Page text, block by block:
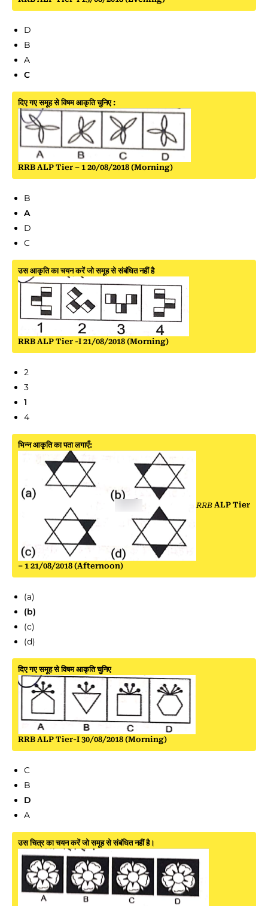
D
B
A
C
दिए गए समूह से विषम आकृति चुनिए :
RRB ALP Tier – 1 20/08/2018 (Morning)
B
A
D
C
उस आकृति का चयन करें जो समूह से संबंधित नहीं है
RRB ALP Tier -I 21/08/2018 (Morning)
2
3
1
4
भिन्न आकृति का पता लगाएँ:
RRB ALP Tier
– 1 21/08/2018 (Afternoon)
(a)
(b)
(c)
(d)
दिए गए समूह से विषम आकृति चुनिए
RRB ALP Tier-I 30/08/2018 (Morning)
C
B
D
A
उस चित्र का चयन करें जो समूह से संबंधित नहीं है।